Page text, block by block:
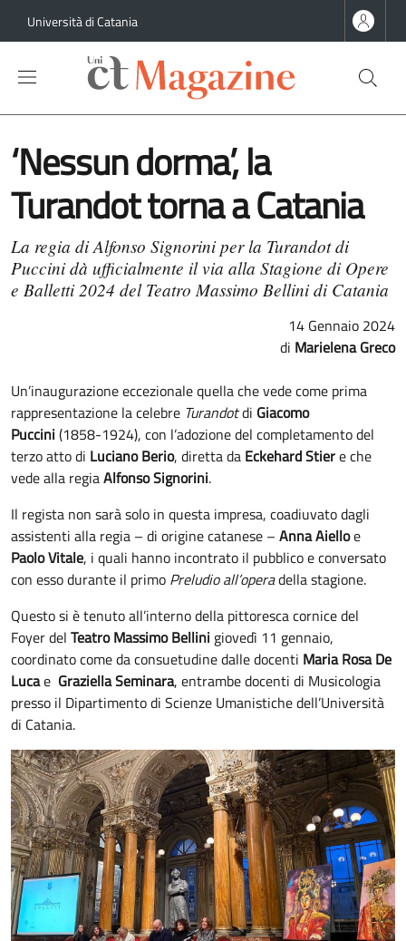
Università di Catania
‘Nessun dorma’, la
Turandot torna a Catania
La regia di Alfonso Signorini per la Turandot di
Puccini dà ufficialmente il via alla Stagione di Opere
e Balletti 2024 del Teatro Massimo Bellini di Catania
14 Gennaio 2024
Marielena Greco
Un’inaugurazione eccezionale quella che vede come prima
rappresentazione la celebre Turandotdi Giacomo
Puccini (1858-1924), con l’adozione del completamento del
terzo atto di Luciano Berio, diretta da Eckehard Stiere che
vede alla regiaAlfonso Signorini.
Il regista non sarà solo in questa impresa, coadiuvato dagli
assistenti alla regia – di origine catanese – Anna Aielloe
Paolo Vitale, i quali hanno incontrato il pubblico e conversato
con esso durante il primo Preludio all’operadella stagione.
Questo si è tenuto all’interno della pittoresca cornice del
Foyer del Teatro Massimo Bellini giovedì 11 gennaio,
coordinato come da consuetudine dalle docenti Maria Rosa De
Lucae Graziella Seminara, entrambe docenti di Musicologia
presso il Dipartimento di Scienze Umanistiche dell’Università
di Catania.